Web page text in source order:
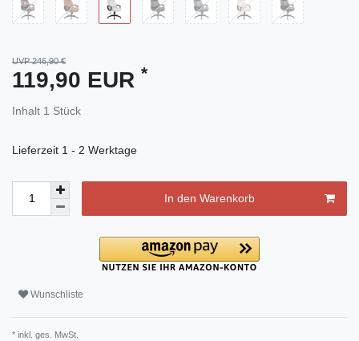
UVP 246,90 €
119,90 EUR *
Inhalt 1 Stück
Lieferzeit 1 - 2 Werktage
In den Warenkorb
Wunschliste
* inkl. ges. MwSt.